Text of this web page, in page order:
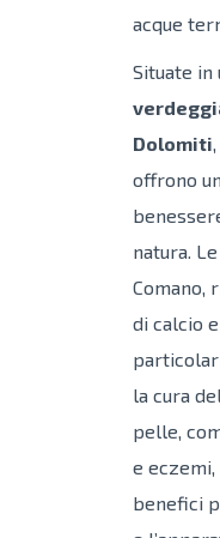
acque
Situate in
Dolomiti
offrono
natura.
Comano,
di calcio
la cura
pelle,
e
benefici